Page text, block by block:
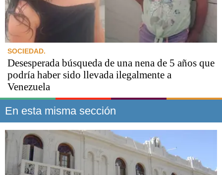
SOCIEDAD.
Desesperada búsqueda de una nena de 5 años que
podría haber sido llevada ilegalmente a
Venezuela
En esta misma sección